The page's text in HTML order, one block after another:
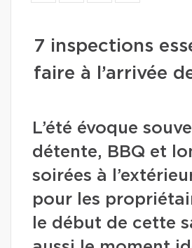
7 inspections
faire à l’arrivée
L’été évoque
détente, BBQ et
soirées à
pour les
le début de cette